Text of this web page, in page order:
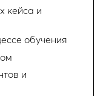
кейса и
обучения
и